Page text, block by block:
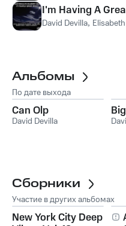
I'm Having A
David Devilla,
Альбомы
По дате выхода
Can Olp
David Devilla
Сборники
Участие в других альбомах
New York City Deep